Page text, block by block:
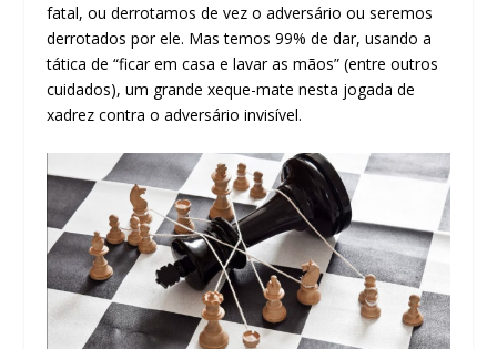
fatal, ou derrotamos de vez o adversário ou seremos
derrotados por ele. Mas temos 99% de dar, usando a
tática de “ficar em casa e lavar as mãos” (entre outros
cuidados), um grande xeque-mate nesta jogada de
xadrez contra o adversário invisível.